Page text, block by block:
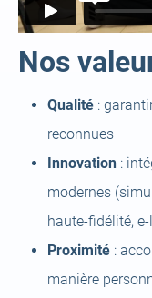
Nos
Qualité :
reconnues
Innovation :
modernes
haute-fidélité,
Proximité :
manière